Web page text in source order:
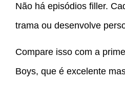
Não há episódios filler.
trama ou desenvolve
Compare isso com a
Boys, que é excelente